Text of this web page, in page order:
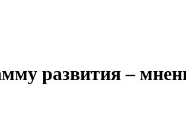
развития –